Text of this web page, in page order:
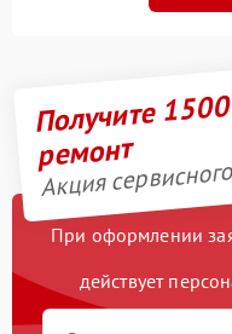
Получите
ремонт
Акция
При оформлении
действует